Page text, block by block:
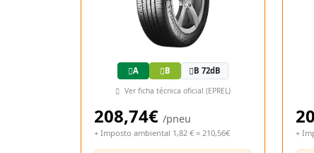
A B B 72dB
Ver ficha técnica oficial (EPREL)
208,74€ /pneu
+ Imposto ambiental 1,82 € = 210,56€ +